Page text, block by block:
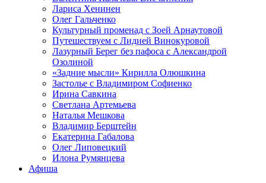
Лариса Хенинен
Олег Гальченко
Культурный променад с Зоей Арнаутовой
Путешествуем с Лидией Винокуровой
Лазурный Берег без пафоса с Александрой
Озолиной
«Задние мысли» Кирилла Олюшкина
Застолье с Владимиром Софиенко
Ирина Савкина
Светлана Артемьева
Наталья Мешкова
Владимир Берштейн
Екатерина Габалова
Олег Липовецкий
Илона Румянцева
Афиша